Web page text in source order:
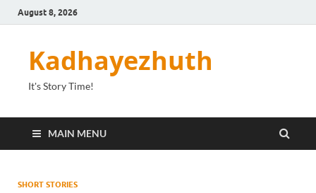
August 8, 2026
Kadhayezhuth
It's Story Time!
MAIN MENU
SHORT STORIES